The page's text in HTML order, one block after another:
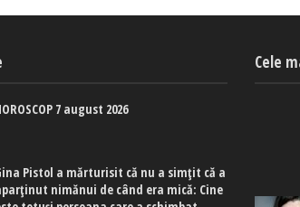
7 august 2026
Pistol a mărturisit că nu a simțit că a
nimănui de când era mică: Cine
Cele